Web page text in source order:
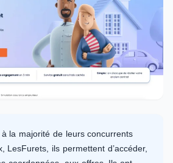
la majorité de leurs concurrents
LesFurets, ils permettent d’accéder,